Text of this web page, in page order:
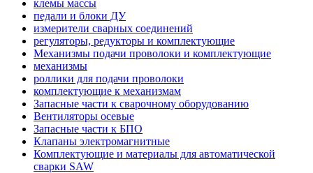
клемы массы
педали и блоки ДУ
измерители сварных соединений
регуляторы, редукторы и комплектующие
Механизмы подачи проволоки и комплектующие
механизмы
роллики для подачи проволоки
комплектующие к механизмам
Запасные части к сварочному оборудованию
Вентиляторы осевые
Запасные части к БПО
Клапаны электромагнитные
Комплектующие и материалы для автоматической
сварки SAW